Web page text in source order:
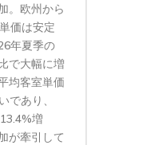
。欧州から
価は安定
年夏季の
で大幅に増
均客室単価
であり、
増
が牽引して